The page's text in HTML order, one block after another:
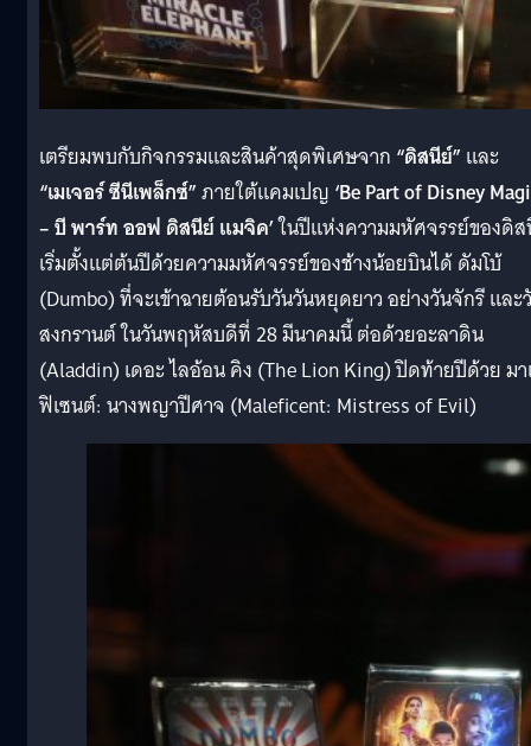
เตรียมพบกับกิจกรรมและสินค้าสุดพิเศษจาก “ดิสนีย์” และ
“เมเจอร์ ซีนีเพล็กซ์”ภายใต้แคมเปญ ‘Be Part of Disney
– บี พาร์ท ออฟ ดิสนีย์ แมจิค’ในปีแห่งความมหัศจรรย์ของดิ
เริ่มตั้งแต่ต้นปีด้วยความมหัศจรรย์ของช้างน้อยบินได้ ดัมโบ้
(Dumbo) ที่จะเข้าฉายต้อนรับวันวันหยุดยาว อย่างวันจักรี และ
สงกรานต์ ในวันพฤหัสบดีที่ 28 มีนาคมนี้ ต่อด้วยอะลาดิน
(Aladdin) เดอะ ไลอ้อน คิง (The Lion King) ปิดท้ายปีด้วย มา
ฟิเซนต์: นางพญาปีศาจ (Maleficent: Mistress of Evil)